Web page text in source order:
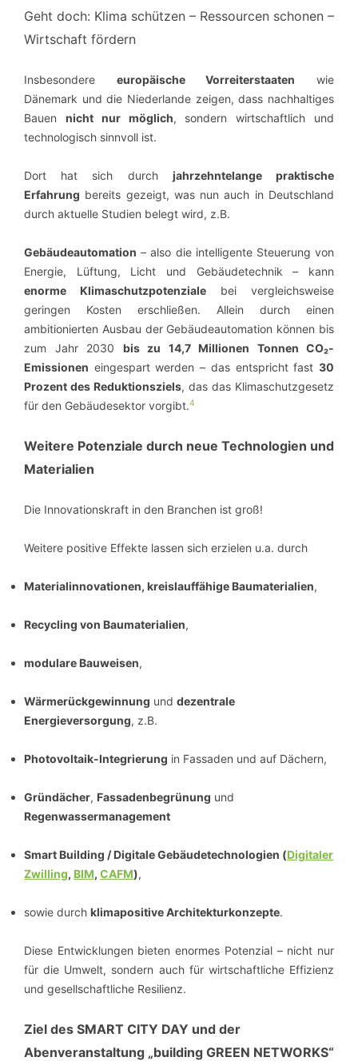
Geht doch: Klima schützen – Ressourcen schonen –
Wirtschaft fördern
Insbesondere europäische Vorreiterstaaten wie
Dänemark und die Niederlande zeigen, dass nachhaltiges
Bauen nicht nur möglich, sondern wirtschaftlich und
technologisch sinnvoll ist.
Dort hat sich durch jahrzehntelange praktische
Erfahrung bereits gezeigt, was nun auch in Deutschland
durch aktuelle Studien belegt wird, z.B.
Gebäudeautomation – also die intelligente Steuerung von
Energie, Lüftung, Licht und Gebäudetechnik – kann
enorme Klimaschutzpotenziale bei vergleichsweise
geringen Kosten erschließen. Allein durch einen
ambitionierten Ausbau der Gebäudeautomation können bis
zum Jahr 2030 bis zu 14,7 Millionen Tonnen CO₂-
Emissionen eingespart werden – das entspricht fast 30
Prozent des Reduktionsziels, das das Klimaschutzgesetz
für den Gebäudesektor vorgibt.4
Weitere Potenziale durch neue Technologien und
Materialien
Die Innovationskraft in den Branchen ist groß!
Weitere positive Effekte lassen sich erzielen u.a. durch
Materialinnovationen, kreislauffähige Baumaterialien,
Recycling von Baumaterialien,
modulare Bauweisen,
Wärmerückgewinnung und dezentrale
Energieversorgung, z.B.
Photovoltaik-Integrierung in Fassaden und auf Dächern,
Gründächer, Fassadenbegrünung und
Regenwassermanagement
Smart Building / Digitale Gebäudetechnologien (Digitaler
Zwilling, BIM, CAFM),
sowie durch klimapositive Architekturkonzepte.
Diese Entwicklungen bieten enormes Potenzial – nicht nur
für die Umwelt, sondern auch für wirtschaftliche Effizienz
und gesellschaftliche Resilienz.
Ziel des SMART CITY DAY und der
Abenveranstaltung „building GREEN NETWORKS“